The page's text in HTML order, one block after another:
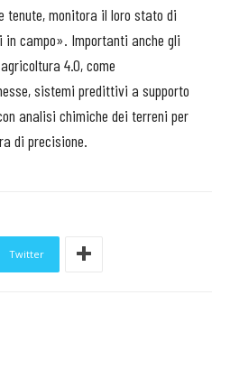
tenute, monitora il loro stato di
campo». Importanti anche gli
4.0, come
sistemi predittivi a supporto
analisi chimiche dei terreni per
di precisione.
Twitter